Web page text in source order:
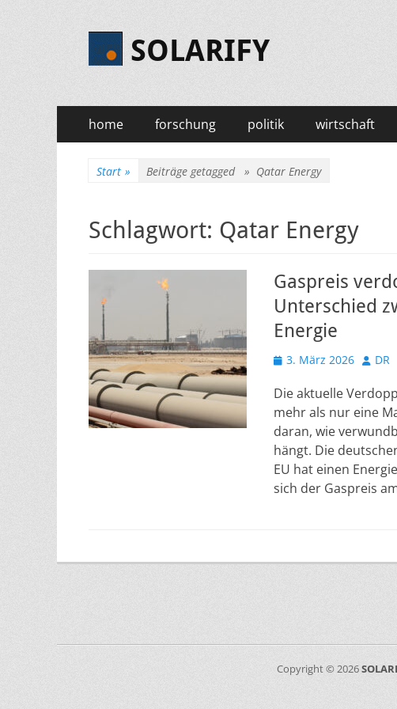
SOLARIFY
Primäres
Menü
Zum
Inhalt
home forschung politik wirtschaft
Start » Beiträge getagged » Qatar Energy
Schlagwort: Qatar Energy
Gaspreis
Unterschied
Energie
Veröffentlicht
3. März 2026 Autor
DR
Die aktuelle
mehr als nur eine
daran, wie
hängt. Die
EU hat einen
sich der Gaspreis
Copyright © 2026